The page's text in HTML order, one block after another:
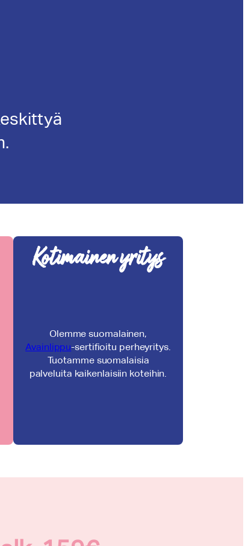
Kotimainen yritys
Olemme suomalainen,
Avainlippu-sertifioitu perheyritys.
Tuotamme suomalaisia
palveluita kaikenlaisiin koteihin.